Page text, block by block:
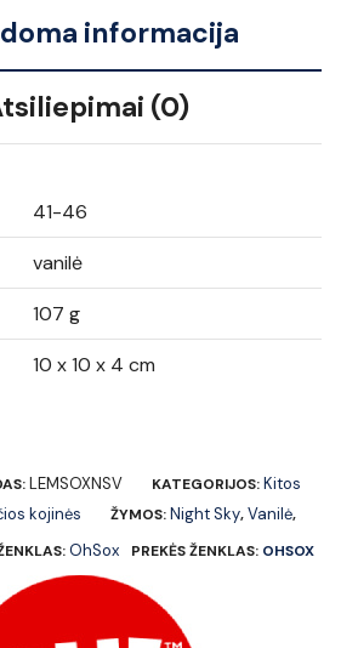
informacija
(0)
41-46
vanilė
107 g
10 x 10 x 4 cm
LEMSOXNSV KATEGORIJOS:Kitos
kojinės ŽYMOS:Night Sky,Vanilė,
OhSox PREKĖS ŽENKLAS: OHSOX